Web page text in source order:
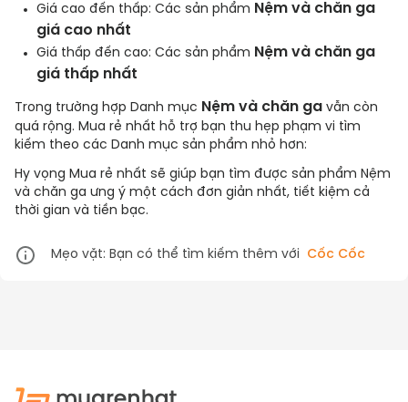
Giá cao đến thấp: Các sản phẩm Nệm và chăn ga
giá cao nhất
Giá thấp đến cao: Các sản phẩm Nệm và chăn ga
giá thấp nhất
Trong trường hợp Danh mục Nệm và chăn ga vẫn còn
quá rộng. Mua rẻ nhất hỗ trợ bạn thu hẹp phạm vi tìm
kiếm theo các Danh mục sản phẩm nhỏ hơn:
Hy vọng Mua rẻ nhất sẽ giúp bạn tìm được sản phẩm Nệm
và chăn ga ưng ý một cách đơn giản nhất, tiết kiệm cả
thời gian và tiền bạc.
Mẹo vặt: Bạn có thể tìm kiếm thêm với Cốc Cốc